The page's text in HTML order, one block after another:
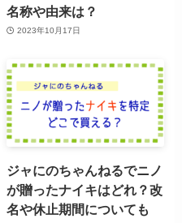
名称や由来は？
2023年10月17日
ジャにのちゃんねるでニノ
が贈ったナイキはどれ？改
名や休止期間についても